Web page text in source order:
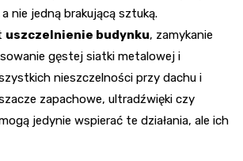
nie jedną brakującą sztuką.
uszczelnienie budynku, zamykanie
gęstej siatki metalowej i
nieszczelności przy dachu i
zapachowe, ultradźwięki czy
jedynie wspierać te działania, ale ich